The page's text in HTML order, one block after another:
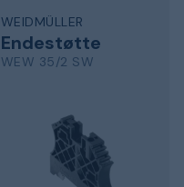
WEIDMÜLLER
Endestøtte
WEW 35/2 SW